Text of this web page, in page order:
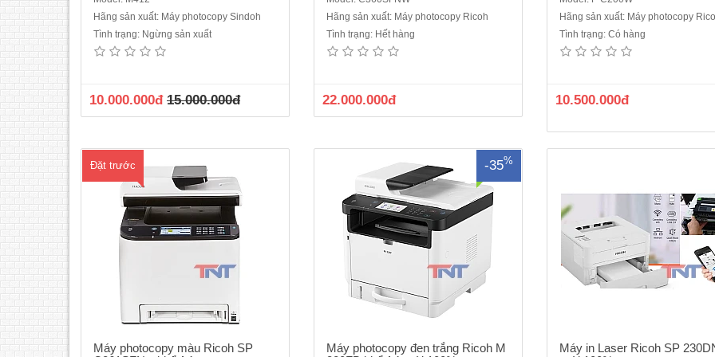
Hãng sản xuất: Máy photocopy Sindoh
Tình trạng: Ngừng sản xuất
10.000.000đ 15.000.000đ
Hãng sản xuất: Máy photocopy Ricoh
Tình trạng: Hết hàng
22.000.000đ
Hãng sản xuất: Máy photocopy
Tình trạng: Có hàng
10.500.000đ
Đặt trước
Máy photocopy màu Ricoh SP
C261SFNw khổ A4 mới 100%Chức năng
Network, có khay nạp bản gốc 2 mặt tự
Máy photocopy màu Ricoh SP
-35%
Máy Photocopy đen trắng Ricoh M
320FB - có khay ARDF-quét 2 mặt -
LCD 4.3" Cảm ứng- Độ phân giải: 1200 x
Máy photocopy đen trắng Ricoh M
Máy in Laser Ricoh SP 230DNw
100% - in đảo mặt tự động- Máy in
phút (Letter)- Bộ xử lý (CPU):
nhớ: 128MB- Độ phân giải: 1200
Máy in Laser Ricoh SP